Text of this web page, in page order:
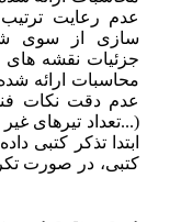
سازی از سوى
جزئیات نقشه های
محاسبات ارائه
عدم دقت نکات
ابتدا تذکر کتبی
کتبی، در صورت